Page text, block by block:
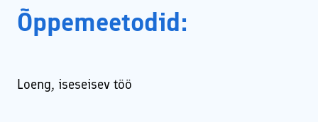
Õppemeetodid:
Loeng, iseseisev töö